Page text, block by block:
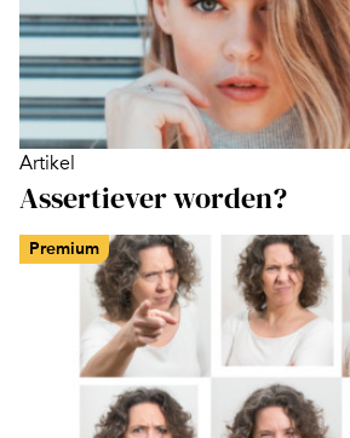
Artikel
Assertiever worden?
Premium